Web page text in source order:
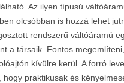
Az ilyen típusú
olcsóbban is hozzá lehet
rendszerű váltóáramú
a társaik. Fontos
kívülre kerül. A forró
praktikusak és